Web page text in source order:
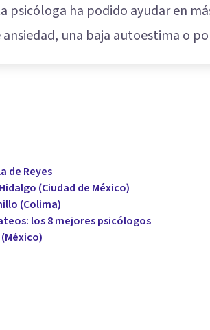
psicóloga ha podido ayudar en
una baja autoestima o
de Reyes
(Ciudad de México)
(Colima)
los 8 mejores psicólogos